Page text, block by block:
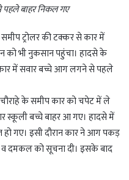
बाहर निकल गए
ट्रोलर की टक्कर से कार में
को भी नुकसान पहुंचा। हादसे के
में सवार बच्चे आग लगने से पहले
के समीप कार को चपेट में ले
स्कूली बच्चे बाहर आ गए। हादसे में
हो गए। इसी दौरान कार ने आग पकड़
दमकल को सूचना दी। इसके बाद